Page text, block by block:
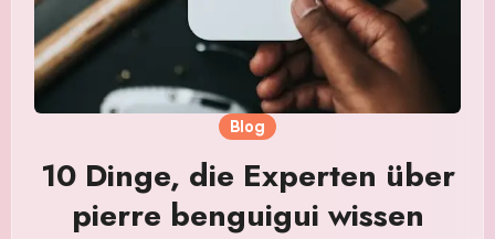
Blog
10 Dinge, die Experten über
pierre benguigui wissen